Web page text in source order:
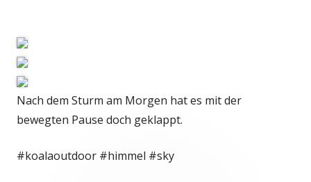
Nach dem Sturm am Morgen hat es mit der
bewegten Pause doch geklappt.
#koalaoutdoor #himmel #sky